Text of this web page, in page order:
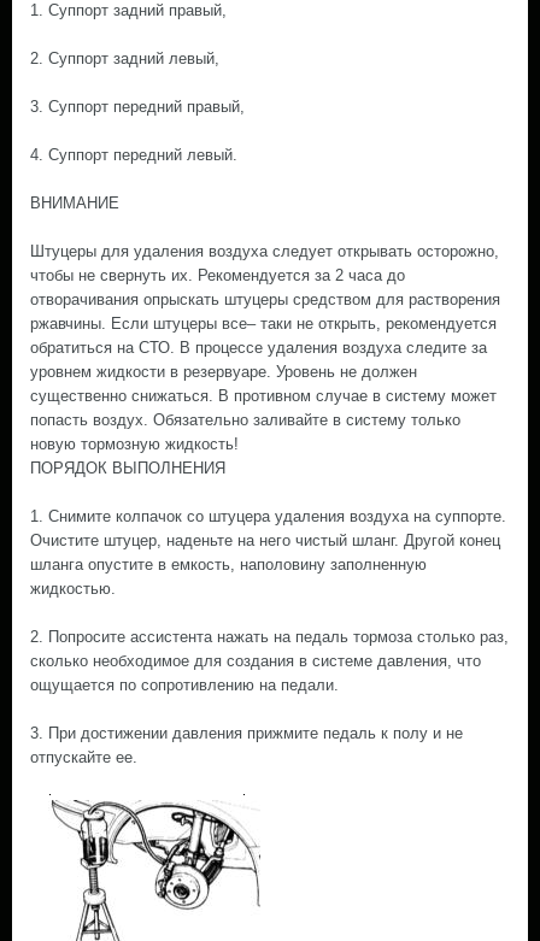
1. Суппорт задний правый,
2. Суппорт задний левый,
3. Суппорт передний правый,
4. Суппорт передний левый.
ВНИМАНИЕ
Штуцеры для удаления воздуха следует открывать осторожно,
чтобы не свернуть их. Рекомендуется за 2 часа до
отворачивания опрыскать штуцеры средством для растворения
ржавчины. Если штуцеры все– таки не открыть, рекомендуется
обратиться на СТО. В процессе удаления воздуха следите за
уровнем жидкости в резервуаре. Уровень не должен
существенно снижаться. В противном случае в систему может
попасть воздух. Обязательно заливайте в систему только
новую тормозную жидкость!
ПОРЯДОК ВЫПОЛНЕНИЯ
1. Снимите колпачок со штуцера удаления воздуха на суппорте.
Очистите штуцер, наденьте на него чистый шланг. Другой конец
шланга опустите в емкость, наполовину заполненную
жидкостью.
2. Попросите ассистента нажать на педаль тормоза столько раз,
сколько необходимое для создания в системе давления, что
ощущается по сопротивлению на педали.
3. При достижении давления прижмите педаль к полу и не
отпускайте ее.